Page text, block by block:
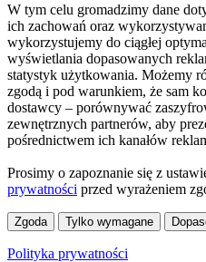
W tym celu gromadzimy dane
ich zachowań oraz
wykorzystujemy do ciągłej
wyświetlania dopasowanych
statystyk użytkowania. Możemy
zgodą i pod warunkiem, że sam
dostawcy – porównywać
zewnętrznych partnerów, aby
pośrednictwem ich kanałów
Prosimy o zapoznanie się z
prywatności przed wyrażeniem
Zgoda Tylko wymagane
Polityka prywatności